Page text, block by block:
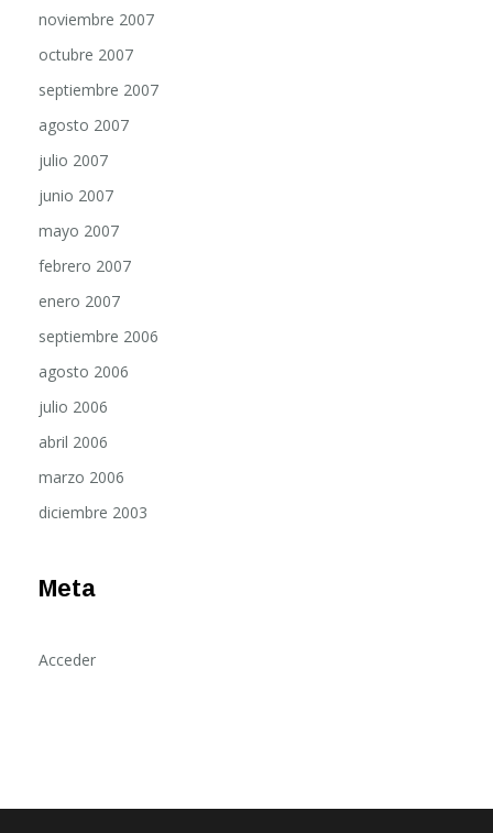
octubre 2007
septiembre 2007
agosto 2007
julio 2007
junio 2007
mayo 2007
febrero 2007
enero 2007
septiembre 2006
agosto 2006
julio 2006
abril 2006
marzo 2006
diciembre 2003